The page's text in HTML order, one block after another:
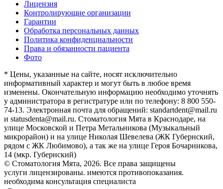
Лицензия
Контролирующие организации
Гарантии
Обработка персональных данных
Политика конфиденциальности
Права и обязанности пациента
Фото
* Цены, указанные на сайте, носят исключительно
информативный характер и могут быть в любое время
изменены. Окончательную информацию необходимо уточнять
у администратора в регистратуре или по телефону: 8 800 550-
74-13. Электронная почта для обращений: standartdent@mail.ru
и statusdenta@mail.ru. Стоматология Мята в Краснодаре, на
улице Московской и Петра Метальникова (Музыкальный
микрорайон) и на улице Николая Шевелева (ЖК Губернский,
рядом с ЖК Любимово), а так же на улице Героя Бочарникова,
14 (мкр. Губернский)
© Стоматология Мята, 2026. Все права защищены
услуги лицензированы. имеются противопоказания.
необходима консультация специалиста